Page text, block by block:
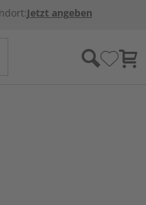
Jetzt angeben